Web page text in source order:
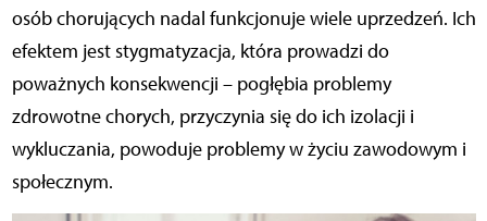
osób chorujących nadal funkcjonuje wiele uprzedzeń. Ich
efektem jest stygmatyzacja, która prowadzi do
poważnych konsekwencji – pogłębia problemy
zdrowotne chorych, przyczynia się do ich izolacji i
wykluczania, powoduje problemy w życiu zawodowym i
społecznym.